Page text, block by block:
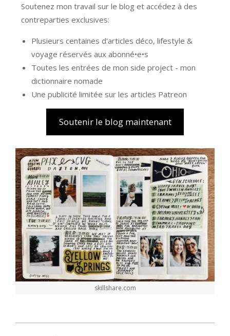
Soutenez mon travail sur le blog et accédez à des
contreparties exclusives:
Plusieurs centaines d'articles déco, lifestyle &
voyage réservés aux abonné•e•s
Toutes les entrées de mon side project - mon
dictionnaire nomade
Une publicité limitée sur les articles Patreon
Soutenir le blog maintenant
skillshare.com